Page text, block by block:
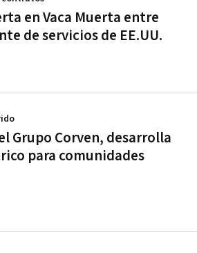
en Vaca Muerta entre
de servicios de EE.UU.
Grupo Corven, desarrolla
para comunidades